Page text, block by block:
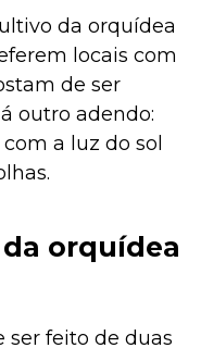
da orquídea
locais com
de ser
outro adendo:
a luz do sol
orquídea
ser feito de duas